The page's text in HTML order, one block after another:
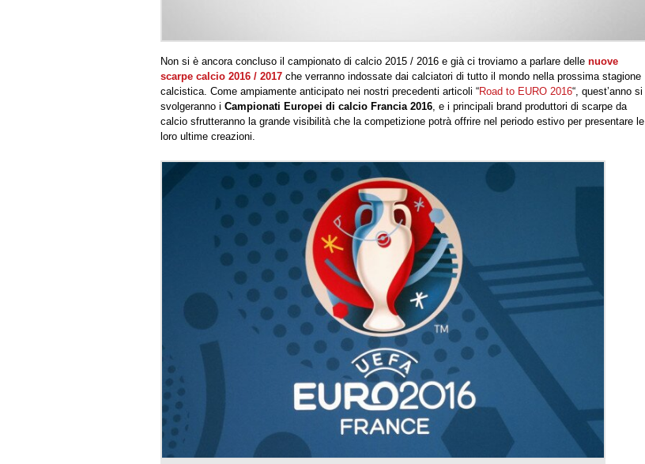
Non si è ancora concluso il campionato di calcio 2015 / 2016 e già ci troviamo a parlare delle nuove
scarpe calcio 2016 / 2017 che verranno indossate dai calciatori di tutto il mondo nella prossima stagione
calcistica. Come ampiamente anticipato nei nostri precedenti articoli “Road to EURO 2016“, quest’anno si
svolgeranno i Campionati Europei di calcio Francia 2016, e i principali brand produttori di scarpe da
calcio sfrutteranno la grande visibilità che la competizione potrà offrire nel periodo estivo per presentare le
loro ultime creazioni.